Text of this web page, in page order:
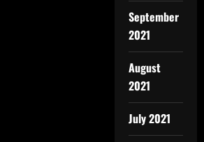
September
2021
August
2021
July 2021